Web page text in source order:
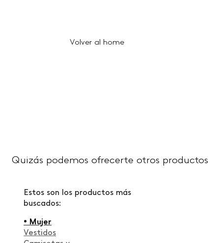
Volver al home
Quizás podemos ofrecerte otros productos
Estos son los productos más
buscados:
• Mujer
Vestidos